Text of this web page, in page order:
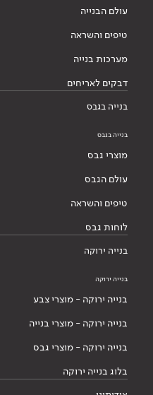
עולם הבנייה
טיפים והשראה
מערכות בנייה
דבקים לאריחים
בנייה בגבס
בנייה בגבס
מוצרי גבס
עולם הגבס
טיפים והשראה
לוחות גבס
בנייה ירוקה
בנייה ירוקה
בנייה ירוקה - מוצרי צבע
בנייה ירוקה - מוצרי בנייה
בנייה ירוקה - מוצרי גבס
בלוג בנייה ירוקה